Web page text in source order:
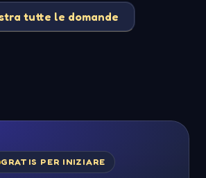
tutte le domande
GRATIS PER INIZIARE